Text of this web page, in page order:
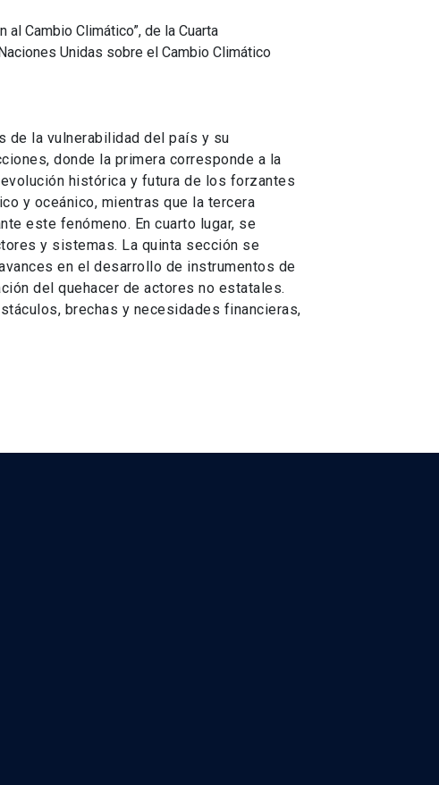
Cambio Climático”, de la Cuarta
Unidas sobre el Cambio Climático
de la vulnerabilidad del país y su
donde la primera corresponde a la
histórica y futura de los forzantes
y oceánico, mientras que la tercera
este fenómeno. En cuarto lugar, se
y sistemas. La quinta sección se
en el desarrollo de instrumentos de
del quehacer de actores no estatales.
brechas y necesidades financieras,